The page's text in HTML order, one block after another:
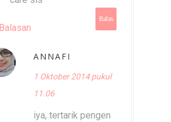
Balas
Balasan
ANNAFI
1 Oktober 2014 pukul
11.06
iya, tertarik pengen